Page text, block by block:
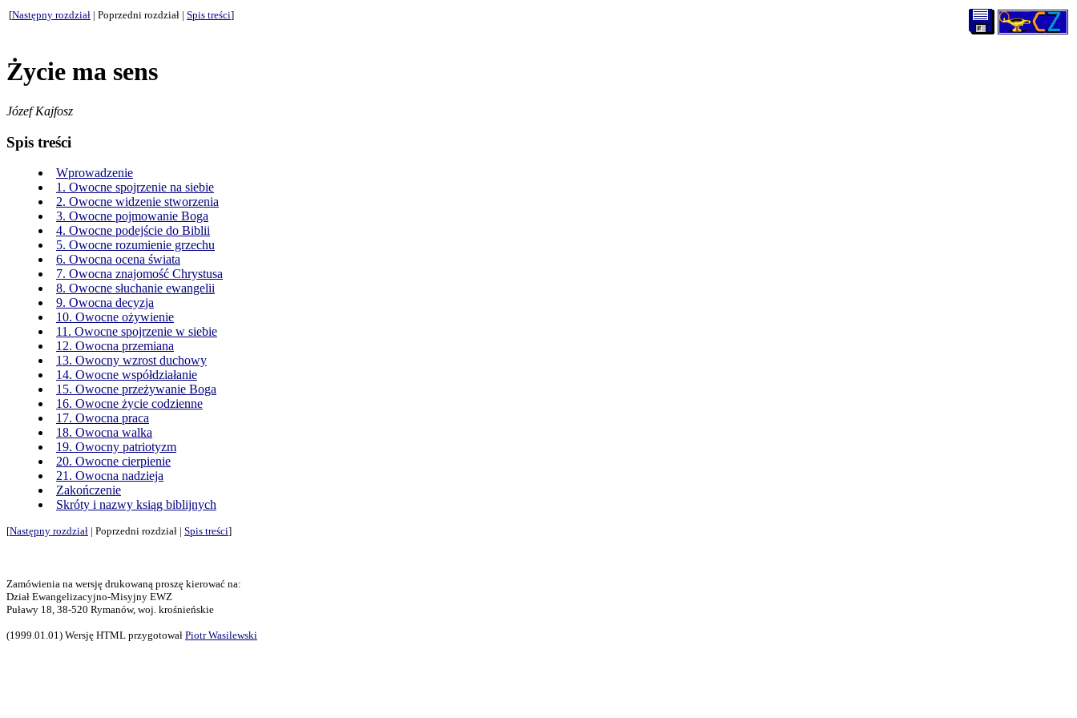
[Następny rozdział | Poprzedni rozdział | Spis treści]
Życie ma sens
Józef Kajfosz
Spis treści
Wprowadzenie
1. Owocne spojrzenie na siebie
2. Owocne widzenie stworzenia
3. Owocne pojmowanie Boga
4. Owocne podejście do Biblii
5. Owocne rozumienie grzechu
6. Owocna ocena świata
7. Owocna znajomość Chrystusa
8. Owocne słuchanie ewangelii
9. Owocna decyzja
10. Owocne ożywienie
11. Owocne spojrzenie w siebie
12. Owocna przemiana
13. Owocny wzrost duchowy
14. Owocne współdziałanie
15. Owocne przeżywanie Boga
16. Owocne życie codzienne
17. Owocna praca
18. Owocna walka
19. Owocny patriotyzm
20. Owocne cierpienie
21. Owocna nadzieja
Zakończenie
Skróty i nazwy ksiąg biblijnych
[Następny rozdział | Poprzedni rozdział | Spis treści]
Zamówienia na wersję drukowaną proszę kierować na:
Dział Ewangelizacyjno-Misyjny EWZ
Puławy 18, 38-520 Rymanów, woj. krośnieńskie
(1999.01.01) Wersję HTML przygotował Piotr Wasilewski